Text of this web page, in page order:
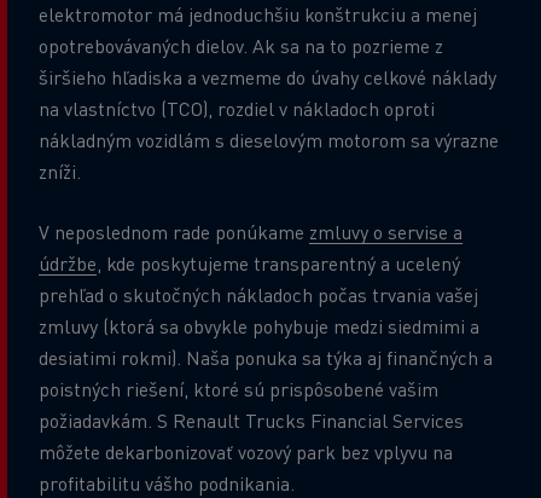
elektromotor má jednoduchšiu konštrukciu a menej
opotrebovávaných dielov. Ak sa na to pozrieme z
širšieho hľadiska a vezmeme do úvahy celkové náklady
na vlastníctvo (TCO), rozdiel v nákladoch oproti
nákladným vozidlám s dieselovým motorom sa výrazne
zníži.
V neposlednom rade ponúkame zmluvy o servise a
údržbe, kde poskytujeme transparentný a ucelený
prehľad o skutočných nákladoch počas trvania vašej
zmluvy (ktorá sa obvykle pohybuje medzi siedmimi a
desiatimi rokmi). Naša ponuka sa týka aj finančných a
poistných riešení, ktoré sú prispôsobené vašim
požiadavkám. S Renault Trucks Financial Services
môžete dekarbonizovať vozový park bez vplyvu na
profitabilitu vášho podnikania.